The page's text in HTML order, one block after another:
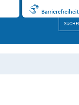
Barrierefreiheit